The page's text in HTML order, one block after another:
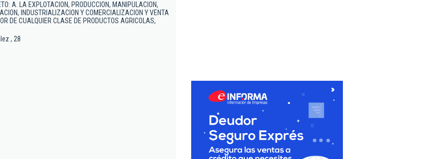
A. LA EXPLOTACION, PRODUCCION, MANIPULACION,
INDUSTRIALIZACION Y COMERCIALIZACION Y VENTA
DE CUALQUIER CLASE DE PRODUCTOS AGRICOLAS,
, 28